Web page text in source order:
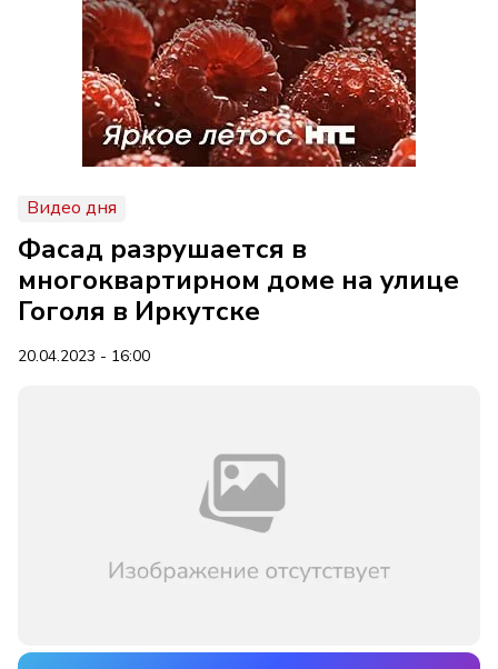
Видео дня
Фасад разрушается в
многоквартирном доме на улице
Гоголя в Иркутске
20.04.2023 - 16:00